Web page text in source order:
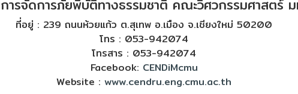
ารจัดการภัยพิบัติทางธรรมชาติ คณะวิศวกรรมศาสตร์ ม
ที่อยู่ : 239 ถนนห้วยแก้ว ต.สุเทพ อ.เมือง จ.เชียงใหม่ 50200
โทร : 053-942074
โทรสาร : 053-942074
Facebook: CENDiMcmu
Website : www.cendru.eng.cmu.ac.th